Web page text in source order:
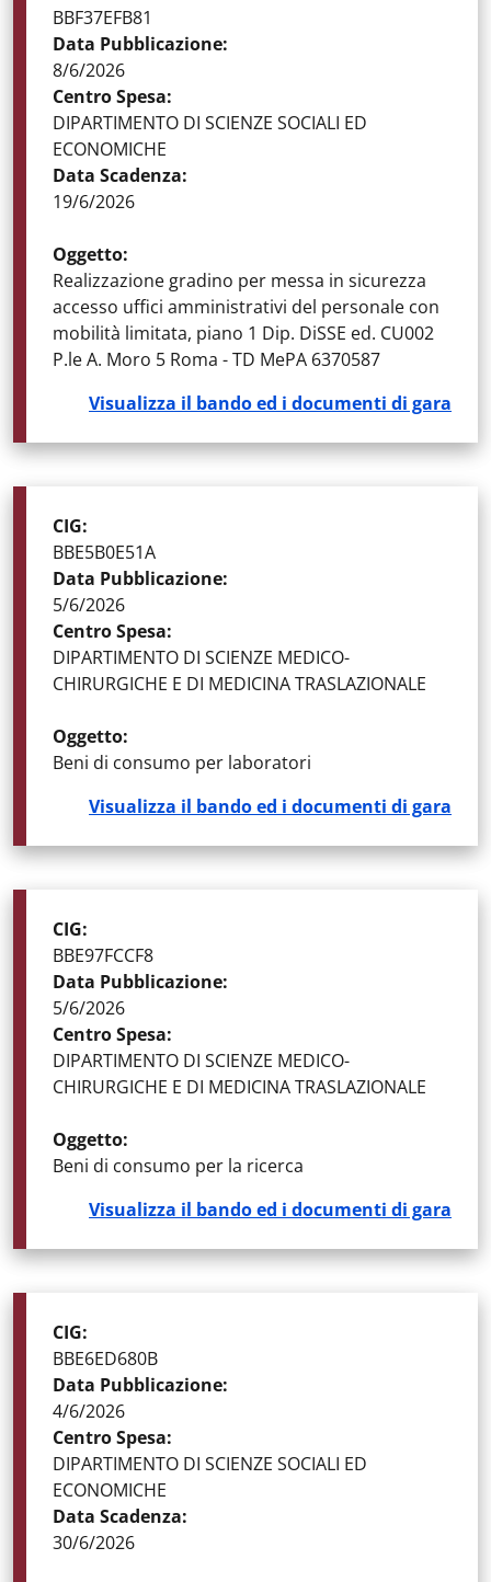
BBF37EFB81
Data Pubblicazione:
8/6/2026
Centro Spesa:
DIPARTIMENTO DI SCIENZE SOCIALI ED
ECONOMICHE
Data Scadenza:
19/6/2026
Oggetto:
Realizzazione gradino per messa in sicurezza
accesso uffici amministrativi del personale con
mobilità limitata, piano 1 Dip. DiSSE ed. CU002
P.le A. Moro 5 Roma - TD MePA 6370587
Visualizza il bando ed i documenti di gara
STATO DELLA GARA
CIG:
BBE5B0E51A
Data Pubblicazione:
5/6/2026
Centro Spesa:
DIPARTIMENTO DI SCIENZE MEDICO-
CHIRURGICHE E DI MEDICINA TRASLAZIONALE
Oggetto:
Beni di consumo per laboratori
Visualizza il bando ed i documenti di gara
STATO DELLA GARA
CIG:
BBE97FCCF8
Data Pubblicazione:
5/6/2026
Centro Spesa:
DIPARTIMENTO DI SCIENZE MEDICO-
CHIRURGICHE E DI MEDICINA TRASLAZIONALE
Oggetto:
Beni di consumo per la ricerca
Visualizza il bando ed i documenti di gara
STATO DELLA GARA
CIG:
BBE6ED680B
Data Pubblicazione:
4/6/2026
Centro Spesa:
DIPARTIMENTO DI SCIENZE SOCIALI ED
ECONOMICHE
Data Scadenza:
30/6/2026